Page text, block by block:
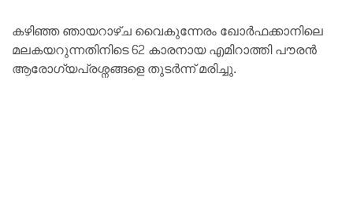
കഴിഞ്ഞ ഞായറാഴ്ച വൈകുന്നേരം ഖോർഫക്കാനിലെ
മലകയറുന്നതിനിടെ 62 കാരനായ എമിറാത്തി പൗരൻ
ആരോഗ്യപ്രശ്നങ്ങളെ തുടർന്ന് മരിച്ചു.